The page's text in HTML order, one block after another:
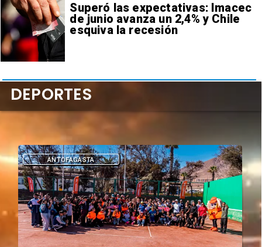
Superó las expectativas: Imacec
de junio avanza un 2,4% y Chile
esquiva la recesión
DEPORTES
DEPORTES